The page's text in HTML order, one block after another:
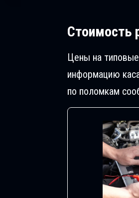
Стоимость
Цены на
информацию
по поломкам